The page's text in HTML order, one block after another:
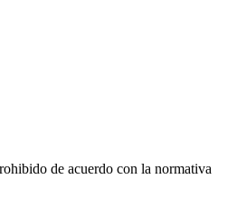
de acuerdo con la normativa